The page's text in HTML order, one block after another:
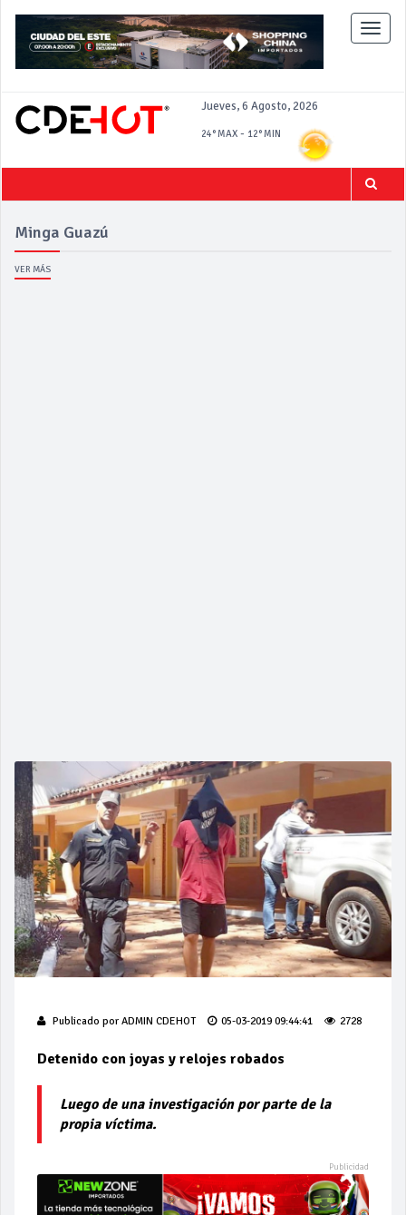
Jueves, 6 Agosto, 2026
24°MAX - 12°MIN
Toggle
Minga Guazú
VER MÁS
Publicado por ADMIN CDEHOT 05-03-2019 09:44:41 2728
Detenido con joyas y relojes robados
Luego de una investigación por parte de la
propia víctima.